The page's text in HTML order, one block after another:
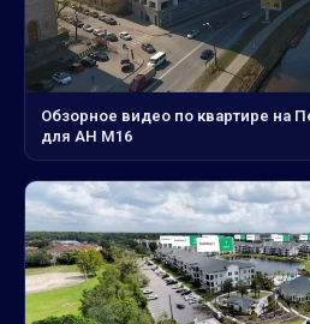
Обзорное видео по квартире на
для АН М16